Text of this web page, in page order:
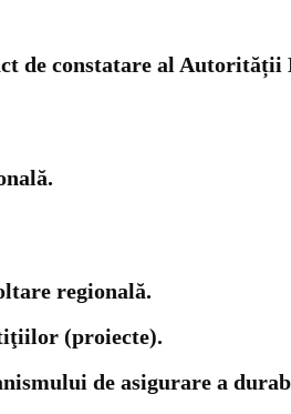
de constatare al
regională.
(proiecte).
de asigurare a